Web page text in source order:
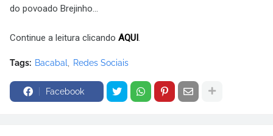
do povoado Brejinho...
Continue a leitura clicando AQUI.
Tags: Bacabal Redes Sociais
Facebook